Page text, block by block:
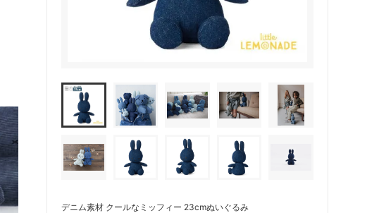
デニム素材 クールなミッフィー 23cmぬいぐるみ